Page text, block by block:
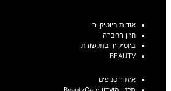
אודות ביוטיקייר
חזון החברה
ביוטיקייר בתקשורת
BEAUTV
איתור סניפים